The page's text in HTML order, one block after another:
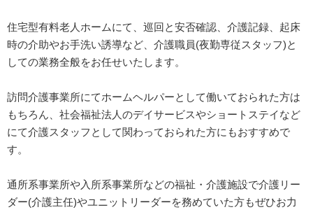
住宅型有料老人ホームにて、巡回と安否確認、介護記録、起床
時の介助やお手洗い誘導など、介護職員(夜勤専従スタッフ)と
しての業務全般をお任せいたします。
訪問介護事業所にてホームヘルパーとして働いておられた方は
もちろん、社会福祉法人のデイサービスやショートステイなど
にて介護スタッフとして関わっておられた方にもおすすめで
す。
通所系事業所や入所系事業所などの福祉・介護施設で介護リー
ダー(介護主任)やユニットリーダーを務めていた方もぜひお力